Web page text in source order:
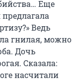
Еще
предлагала
Ведь
гнилая, можно
Дочь
Сказала:
насчитали